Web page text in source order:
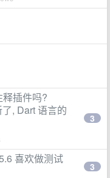
插件吗?
, Dart 语言的
3
喜欢做测试
3